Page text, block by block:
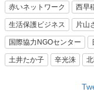
赤いネットワーク 西早
生活保護ビジネス 片山
国際協力NGOセンター
土井たか子 辛光洙